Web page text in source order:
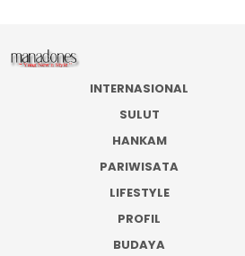
INTERNASIONAL
SULUT
HANKAM
PARIWISATA
LIFESTYLE
PROFIL
BUDAYA